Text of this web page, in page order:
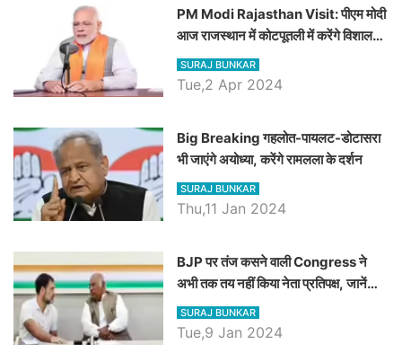
PM Modi Rajasthan Visit: पीएम मोदी
आज राजस्थान में कोटपूतली में करेंगे विशाल
रैली, एक सभा से 8 सीटों पर साधेगें निशाना
SURAJ BUNKAR
Tue,2 Apr 2024
Big Breaking गहलोत-पायलट-डोटासरा
भी जाएंगे अयोध्या, करेंगे रामलला के दर्शन
SURAJ BUNKAR
Thu,11 Jan 2024
BJP पर तंज कसने वाली Congress ने
अभी तक तय नहीं किया नेता प्रतिपक्ष, जानें
कौन होगा दावेदार
SURAJ BUNKAR
Tue,9 Jan 2024